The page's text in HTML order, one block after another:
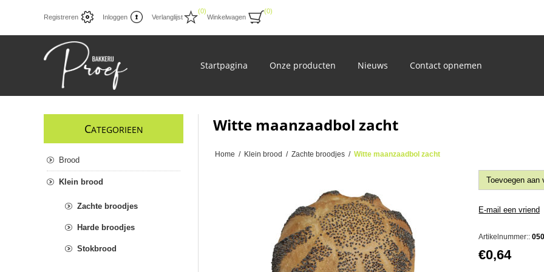
Registreren Inloggen Verlanglijst
(0)
Winkelwagen
(0)
Startpagina Onze producten Nieuws Contact opnemen
Witte maanzaadbol zacht
Home / Klein brood / Zachte broodjes / Witte maanzaadbol zacht
Artikelnummer::
€0,64
CATEGORIEEN
Brood
Klein brood
Zachte broodjes
Harde broodjes
Stokbrood